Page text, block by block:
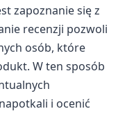
zapoznanie się z
recenzji pozwoli
osób, które
W ten sposób
i ocenić